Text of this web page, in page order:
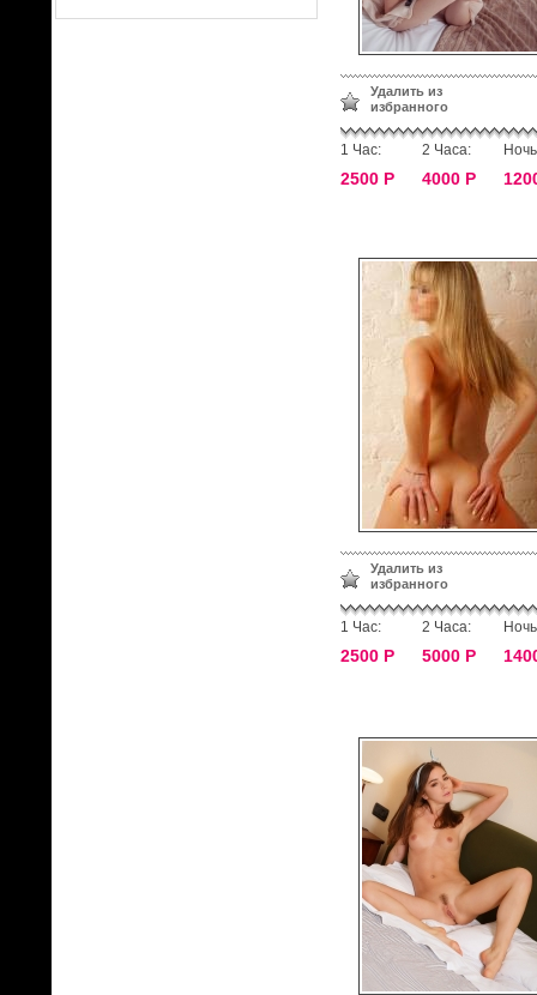
Удалить из
избранного
1 Час:
2500 Р
2 Часа:
4000 Р
Удалить из
избранного
1 Час:
2500 Р
2 Часа:
5000 Р